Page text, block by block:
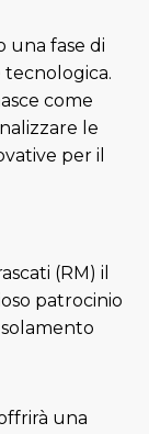
una fase di
come
le
per il
(RM) il
patrocinio
una